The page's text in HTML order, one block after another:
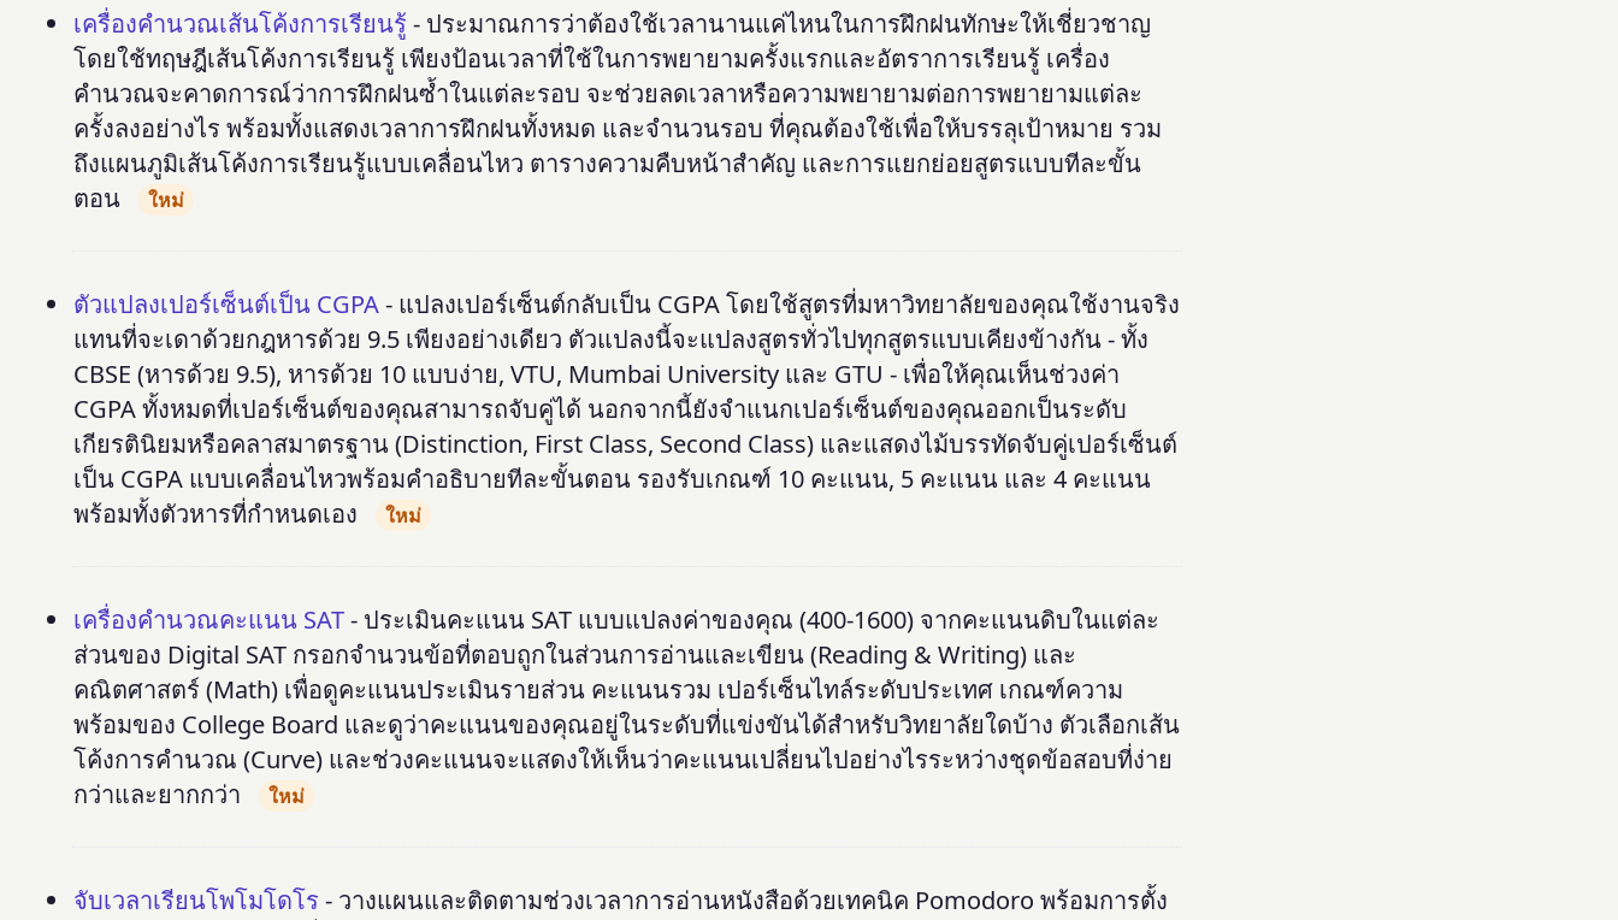
เครื่องคำนวณเส้นโค้งการเรียนรู้ - ประมาณการว่าต้องใช้เวลานานแค่ไหนในการฝึกฝนทักษะให้เชี่ยวชาญ
โดยใช้ทฤษฎีเส้นโค้งการเรียนรู้ เพียงป้อนเวลาที่ใช้ในการพยายามครั้งแรกและอัตราการเรียนรู้ เครื่อง
คำนวณจะคาดการณ์ว่าการฝึกฝนซ้ำในแต่ละรอบ จะช่วยลดเวลาหรือความพยายามต่อการพยายามแต่ละ
ครั้งลงอย่างไร พร้อมทั้งแสดงเวลาการฝึกฝนทั้งหมด และจำนวนรอบ ที่คุณต้องใช้เพื่อให้บรรลุเป้าหมาย รวม
ถึงแผนภูมิเส้นโค้งการเรียนรู้แบบเคลื่อนไหว ตารางความคืบหน้าสำคัญ และการแยกย่อยสูตรแบบทีละขั้น
ตอน
ใหม่
ตัวแปลงเปอร์เซ็นต์เป็น CGPA- แปลงเปอร์เซ็นต์กลับเป็น CGPA โดยใช้สูตรที่มหาวิทยาลัยของคุณใช้งานจริง
แทนที่จะเดาด้วยกฎหารด้วย 9.5 เพียงอย่างเดียว ตัวแปลงนี้จะแปลงสูตรทั่วไปทุกสูตรแบบเคียงข้างกัน - ทั้ง
CBSE (หารด้วย 9.5), หารด้วย 10 แบบง่าย, VTU, Mumbai University และ GTU - เพื่อให้คุณเห็นช่วงค่า
CGPA ทั้งหมดที่เปอร์เซ็นต์ของคุณสามารถจับคู่ได้ นอกจากนี้ยังจำแนกเปอร์เซ็นต์ของคุณออกเป็นระดับ
เกียรตินิยมหรือคลาสมาตรฐาน (Distinction, First Class, Second Class) และแสดงไม้บรรทัดจับคู่เปอร์เซ็นต์
เป็น CGPA แบบเคลื่อนไหวพร้อมคำอธิบายทีละขั้นตอน รองรับเกณฑ์ 10 คะแนน, 5 คะแนน และ 4 คะแนน
พร้อมทั้งตัวหารที่กำหนดเอง
ใหม่
เครื่องคำนวณคะแนน SAT- ประเมินคะแนน SAT แบบแปลงค่าของคุณ (400-1600) จากคะแนนดิบในแต่ละ
ส่วนของ Digital SAT กรอกจำนวนข้อที่ตอบถูกในส่วนการอ่านและเขียน (Reading & Writing) และ
คณิตศาสตร์ (Math) เพื่อดูคะแนนประเมินรายส่วน คะแนนรวม เปอร์เซ็นไทล์ระดับประเทศ เกณฑ์ความ
พร้อมของ College Board และดูว่าคะแนนของคุณอยู่ในระดับที่แข่งขันได้สำหรับวิทยาลัยใดบ้าง ตัวเลือกเส้น
โค้งการคำนวณ (Curve) และช่วงคะแนนจะแสดงให้เห็นว่าคะแนนเปลี่ยนไปอย่างไรระหว่างชุดข้อสอบที่ง่าย
กว่าและยากกว่า
ใหม่
จับเวลาเรียนโพโมโดโร - วางแผนและติดตามช่วงเวลาการอ่านหนังสือด้วยเทคนิค Pomodoro พร้อมการตั้ง